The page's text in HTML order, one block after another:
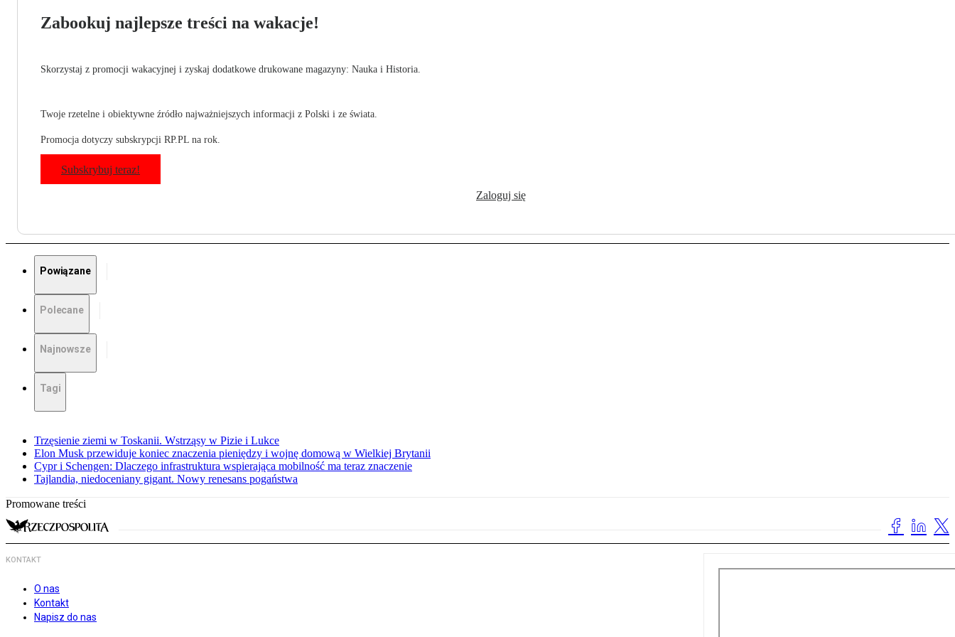
Zabookuj najlepsze treści na wakacje!
Skorzystaj z promocji wakacyjnej i zyskaj dodatkowe drukowane magazyny: Nauka i Historia.
Twoje rzetelne i obiektywne źródło najważniejszych informacji z Polski i ze świata.
Promocja dotyczy subskrypcji RP.PL na rok.
Subskrybuj teraz!
Zaloguj się
Powiązane
Polecane
Najnowsze
Tagi
Trzęsienie ziemi w Toskanii. Wstrząsy w Pizie i Lukce
Elon Musk przewiduje koniec znaczenia pieniędzy i wojnę domową w Wielkiej Brytanii
Cypr i Schengen: Dlaczego infrastruktura wspierająca mobilność ma teraz znaczenie
Tajlandia, niedoceniany gigant. Nowy renesans pogaństwa
Promowane treści
KONTAKT
O nas
Kontakt
Napisz do nas